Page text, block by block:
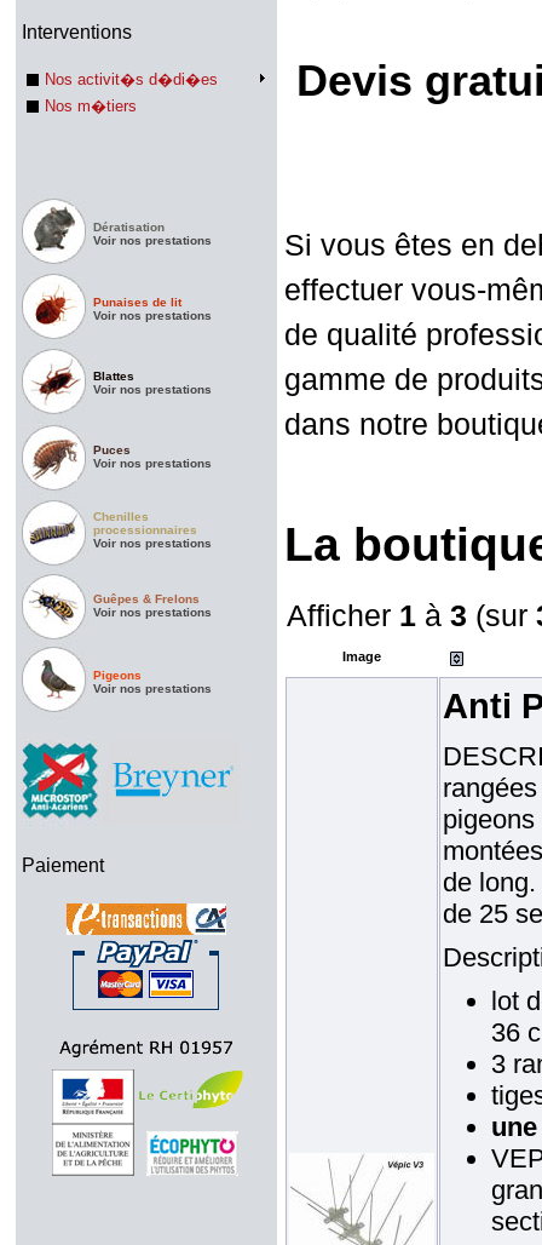
Interventions
Nos activit�s d�di�es
Nos m�tiers
Dératisation
Voir nos prestations
Punaises de lit
Voir nos prestations
Blattes
Voir nos prestations
Puces
Voir nos prestations
Chenilles
processionnaires
Voir nos prestations
Guêpes & Frelons
Voir nos prestations
Pigeons
Voir nos prestations
Paiement
Devis
Si vous êtes en
effectuer vous-
de qualité
gamme de
dans notre
La
Afficher 1 à 3 (sur
Image
Anti
de
de 25
lot
36
3